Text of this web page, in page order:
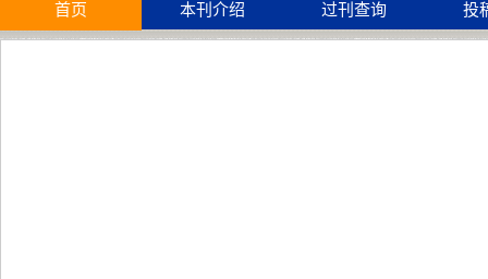
首页 本刊介绍 过刊查询 投